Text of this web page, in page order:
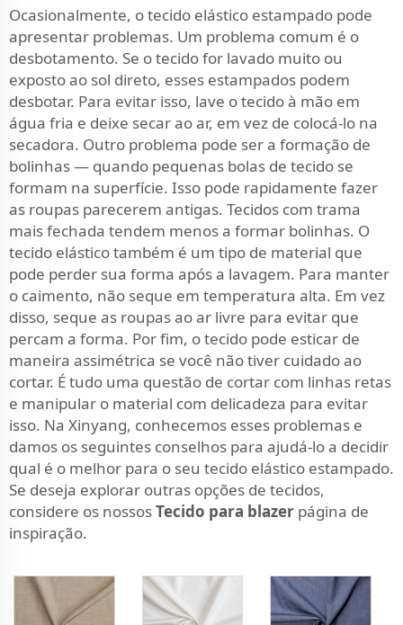
Ocasionalmente, o tecido elástico estampado pode
apresentar problemas. Um problema comum é o
desbotamento. Se o tecido for lavado muito ou
exposto ao sol direto, esses estampados podem
desbotar. Para evitar isso, lave o tecido à mão em
água fria e deixe secar ao ar, em vez de colocá-lo na
secadora. Outro problema pode ser a formação de
bolinhas — quando pequenas bolas de tecido se
formam na superfície. Isso pode rapidamente fazer
as roupas parecerem antigas. Tecidos com trama
mais fechada tendem menos a formar bolinhas. O
tecido elástico também é um tipo de material que
pode perder sua forma após a lavagem. Para manter
o caimento, não seque em temperatura alta. Em vez
disso, seque as roupas ao ar livre para evitar que
percam a forma. Por fim, o tecido pode esticar de
maneira assimétrica se você não tiver cuidado ao
cortar. É tudo uma questão de cortar com linhas retas
e manipular o material com delicadeza para evitar
isso. Na Xinyang, conhecemos esses problemas e
damos os seguintes conselhos para ajudá-lo a decidir
qual é o melhor para o seu tecido elástico estampado.
Se deseja explorar outras opções de tecidos,
considere os nossosTecido para blazer página de
inspiração.